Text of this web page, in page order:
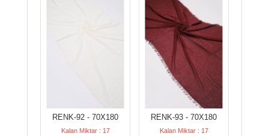
RENK-92 - 70X180
Kalan Miktar : 17
RENK-93 - 70X180
Kalan Miktar : 17